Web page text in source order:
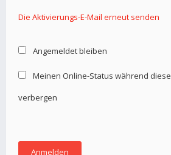
Die Aktivierungs-E-Mail erneut senden
Angemeldet bleiben
Meinen Online-Status während
verbergen